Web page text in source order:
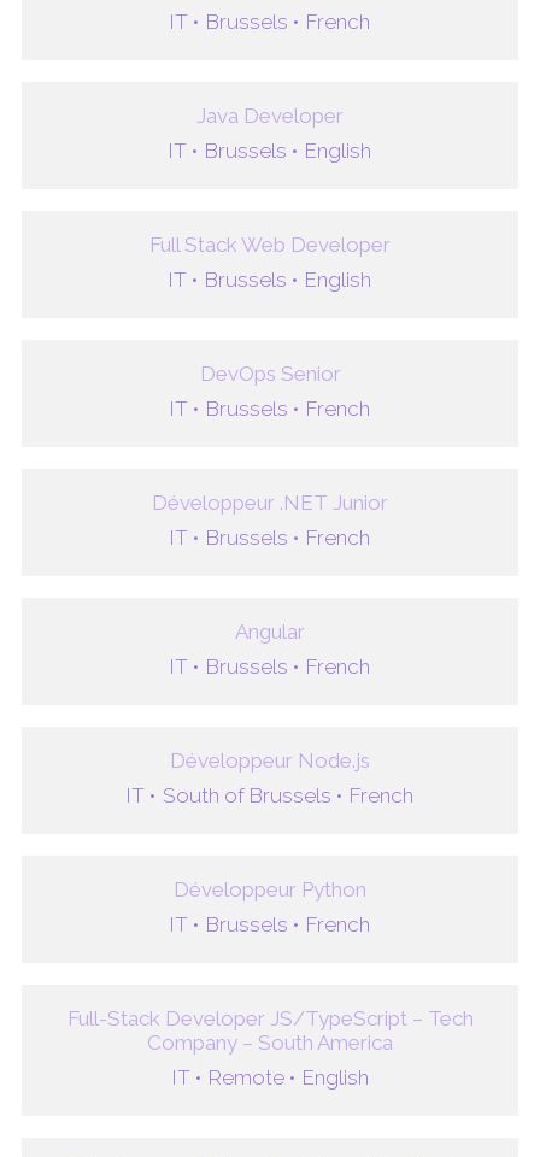
IT • Brussels • French
Java Developer
IT • Brussels • English
Full Stack Web Developer
IT • Brussels • English
DevOps Senior
IT • Brussels • French
Développeur .NET Junior
IT • Brussels • French
Angular
IT • Brussels • French
Développeur Node.js
IT • South of Brussels • French
Développeur Python
IT • Brussels • French
Full-Stack Developer JS/TypeScript – Tech
Company – South America
IT • Remote • English